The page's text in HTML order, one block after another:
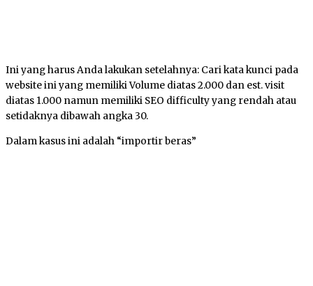
Ini yang harus Anda lakukan setelahnya: Cari kata kunci pada
website ini yang memiliki Volume diatas 2.000 dan est. visit
diatas 1.000 namun memiliki SEO difficulty yang rendah atau
setidaknya dibawah angka 30.
Dalam kasus ini adalah “importir beras”